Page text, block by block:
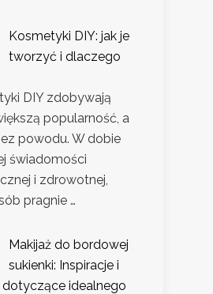
Kosmetyki DIY: jak je
tworzyć i dlaczego
DIY zdobywają
popularność, a
powodu. W dobie
świadomości
i zdrowotnej,
pragnie …
Makijaż do bordowej
sukienki: Inspiracje i
idealnego